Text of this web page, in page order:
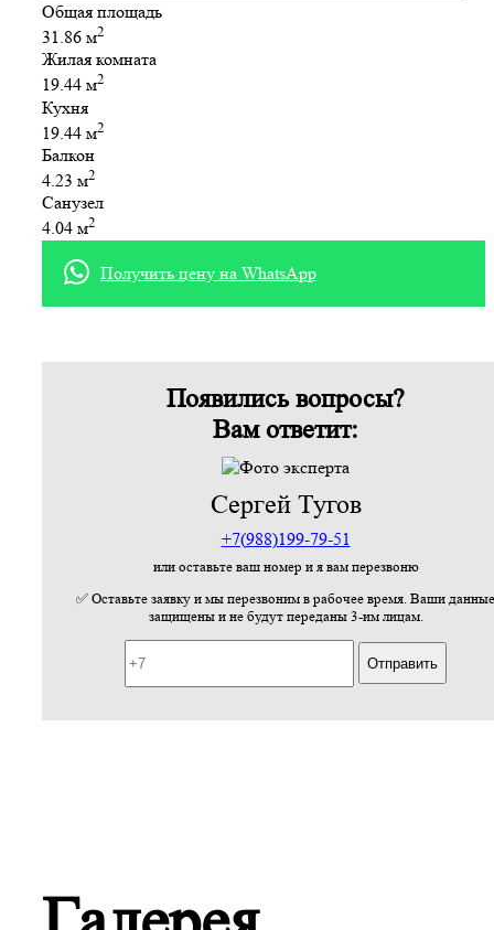
Общая площадь
31.86 м2
Жилая комната
19.44 м2
Кухня
19.44 м2
Балкон
4.23 м2
Санузел
4.04 м2
Получить цену на WhatsApp
Появились вопросы?
Вам ответит:
Сергей Тугов
+7(988)199-79-51
или оставьте ваш номер и я вам перезвоню
✅ Оставьте заявку и мы перезвоним в рабочее время. Ваши данные
защищены и не будут переданы 3-им лицам.